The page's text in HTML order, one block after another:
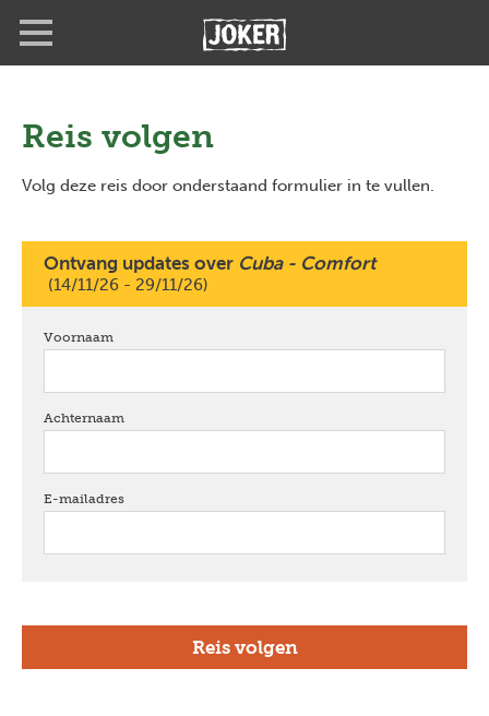
gaanReis volgen
Volg deze reis door onderstaand formulier in te vullen.
Ontvang updates over Cuba - Comfort
(14/11/26 - 29/11/26)
Voornaam
Achternaam
E-mailadres